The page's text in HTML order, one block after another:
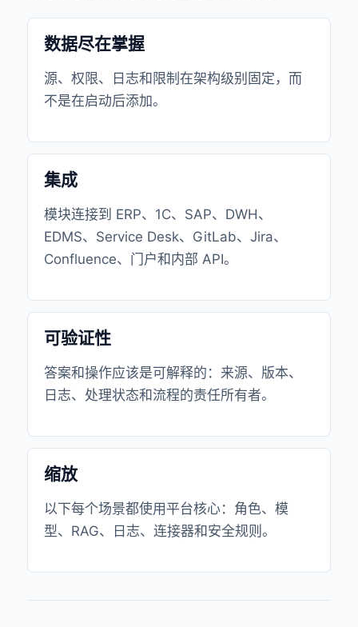
数据尽在掌握
源、权限、日志和限制在架构级别固定，而
不是在启动后添加。
集成
模块连接到 ERP、1C、SAP、DWH、
EDMS、Service Desk、GitLab、Jira、
Confluence、门户和内部 API。
可验证性
答案和操作应该是可解释的：来源、版本、
日志、处理状态和流程的责任所有者。
缩放
以下每个场景都使用平台核心：角色、模
型、RAG、日志、连接器和安全规则。